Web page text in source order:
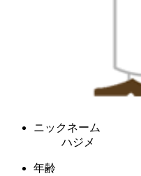
ニックネーム
ハジメ
年齢